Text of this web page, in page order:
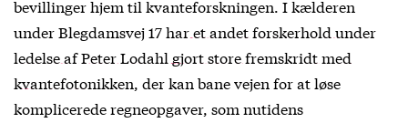
bevillinger hjem til kvanteforskningen. I kælderen
under Blegdamsvej 17har et andet forskerhold under
ledelse af Peter Lodahl gjort store fremskridt med
kvantefotonikken, der kan bane vejen for at løse
komplicerede regneopgaver, som nutidens